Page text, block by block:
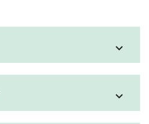
expand_more
expand_more